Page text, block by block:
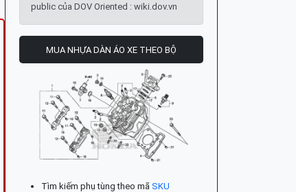
public của DOV Oriented : wiki.dov.vn
MUA NHỰA DÀN ÁO XE THEO BỘ
Tìm kiếm phụ tùng theo mã SKU